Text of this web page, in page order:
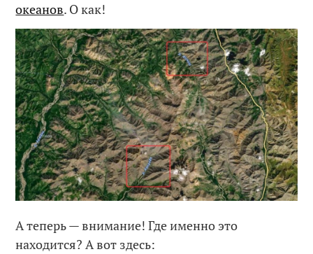
океанов. О как!
А теперь — внимание! Где именно это
находится? А вот здесь: